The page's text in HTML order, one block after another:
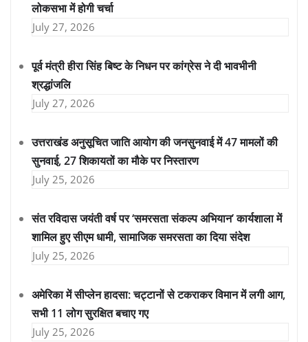
लोकसभा में होगी चर्चा
July 27, 2026
पूर्व मंत्री हीरा सिंह बिष्ट के निधन पर कांग्रेस ने दी भावभीनी
श्रद्धांजलि
July 27, 2026
उत्तराखंड अनुसूचित जाति आयोग की जनसुनवाई में 47 मामलों की
सुनवाई, 27 शिकायतों का मौके पर निस्तारण
July 25, 2026
संत रविदास जयंती वर्ष पर ‘समरसता संकल्प अभियान’ कार्यशाला में
शामिल हुए सीएम धामी, सामाजिक समरसता का दिया संदेश
July 25, 2026
अमेरिका में सीप्लेन हादसा: चट्टानों से टकराकर विमान में लगी आग,
सभी 11 लोग सुरक्षित बचाए गए
July 25, 2026